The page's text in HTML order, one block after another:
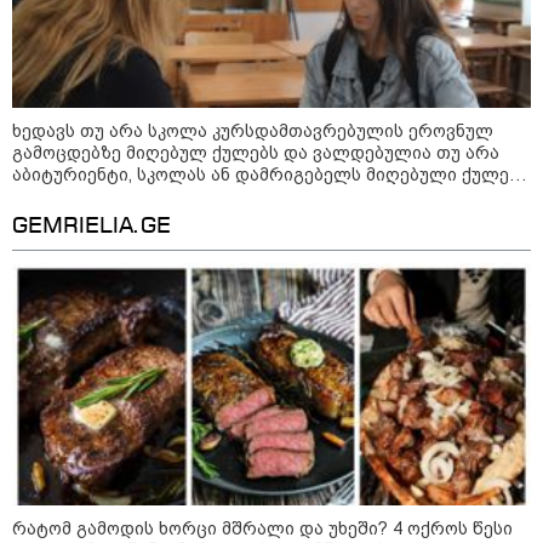
09:00 / 07-08-2026
18 წელი აგვისტოს ომიდან - ტრაგიკული
მოვლენების ქრონოლოგია, რომელიც
შესაძლოა, აღარ გვახსოვს
ხედავს თუ არა სკოლა კურსდამთავრებულის ეროვნულ
გამოცდებზე მიღებულ ქულებს და ვალდებულია თუ არა
აბიტურიენტი, სკოლას ან დამრიგებელს მიღებული ქულები
GEMRIELIA.GE
რატომ გამოდის ხორცი მშრალი და უხეში? 4 ოქროს წესი